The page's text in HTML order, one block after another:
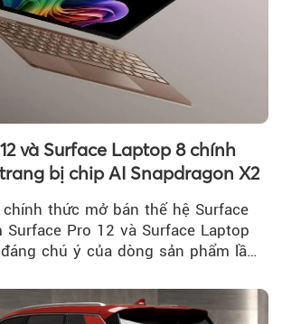
và Surface Laptop 8 chính
bị chip AI Snapdragon X2
thức mở bán thế hệ Surface
Surface Pro 12 và Surface Laptop
chú ý của dòng sản phẩm lần